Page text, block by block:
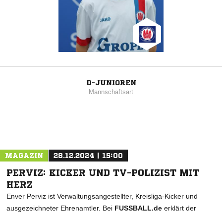
D-JUNIOREN
Mannschaftsart
MAGAZIN 28.12.2024 | 15:00
PERVIZ: KICKER UND TV-POLIZIST MIT
HERZ
Enver Perviz ist Verwaltungsangestellter, Kreisliga-Kicker und
ausgezeichneter Ehrenamtler. Bei FUSSBALL.de erklärt der